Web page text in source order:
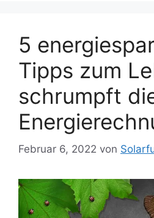
5
Tipps zum
schrumpft
Februar 6, 2022 von